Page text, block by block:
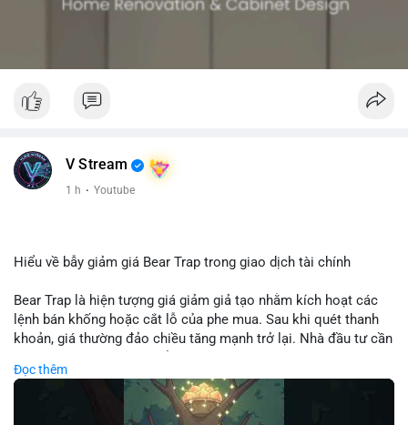
V Stream
1 h · Youtube
Hiểu về bẫy giảm giá Bear Trap trong giao dịch tài chính
Bear Trap là hiện tượng giá giảm giả tạo nhằm kích hoạt các
lệnh bán khống hoặc cắt lỗ của phe mua. Sau khi quét thanh
khoản, giá thường đảo chiều tăng mạnh trở lại. Nhà đầu tư cần
hóa điểm vào lệnh.
🎥 Xem video trực tiếp tại:
Đọc thêm